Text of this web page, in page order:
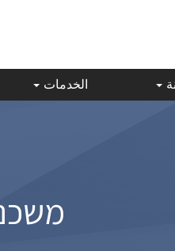
الخدمات